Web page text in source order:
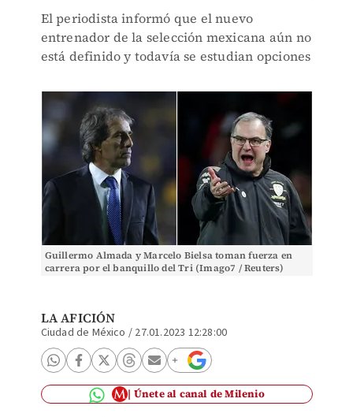
El periodista informó que el nuevo
entrenador de la selección mexicana aún no
está definido y todavía se estudian opciones
Guillermo Almada y Marcelo Bielsa toman fuerza en
carrera por el banquillo del Tri (Imago7 / Reuters)
LA AFICIÓN
Ciudad de México / 27.01.2023 12:28:00
Únete al canal de Milenio